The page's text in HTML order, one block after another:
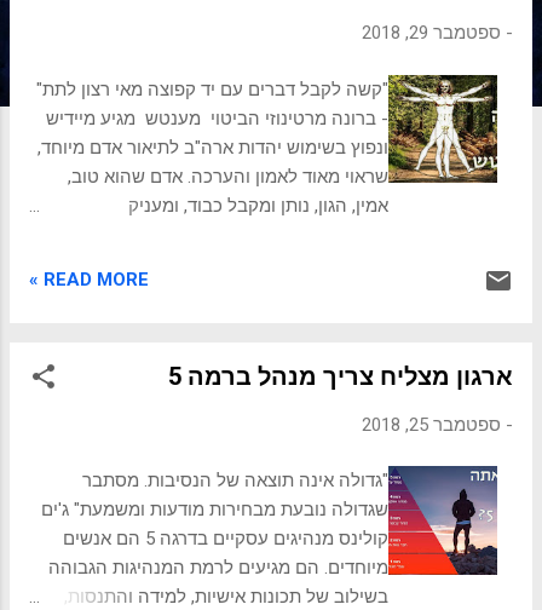
- ספטמבר 29, 2018
"קשה לקבל דברים עם יד קפוצה מאי רצון לתת"
- ברונה מרטינוזי הביטוי מענטש מגיע מיידיש
ונפוץ בשימוש יהדות ארה"ב לתיאור אדם מיוחד,
שראוי מאוד לאמון והערכה. אדם שהוא טוב,
אמין, הגון, נותן ומקבל כבוד, ומעניק
באחרים. לכן, אדם שידוע כמענטש מאוד מבוקש
כמנעטש, וכל שעליך לעשות הוא לפעול על פי
לעזור לך עזור לאנשים שאינם יכולים להחזיר
חזקים, אבל אתה כן צריך לעזור לכל מי שאתה
READ MORE »
ארגון מצליח צריך מנהל ברמה 5
- ספטמבר 25, 2018
"גדולה אינה תוצאה של הנסיבות. מסתבר
שגדולה נובעת מבחירות מודעות ומשמעת" ג'ים
קולינס מנהיגים עסקיים בדרגה 5 הם אנשים
מיוחדים. הם מגיעים לרמת המנהיגות הגבוהה
בשילוב של תכונות אישיות, למידה והתנסות,